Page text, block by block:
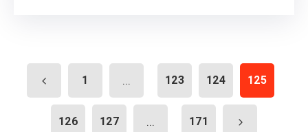
1 ... 123 124 125
126 127 ... 171